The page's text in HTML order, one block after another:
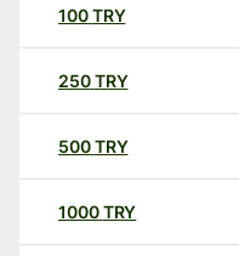
100TRY
250TRY
500TRY
1000TRY